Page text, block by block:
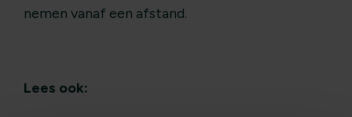
nemen vanaf een afstand.
Lees ook: